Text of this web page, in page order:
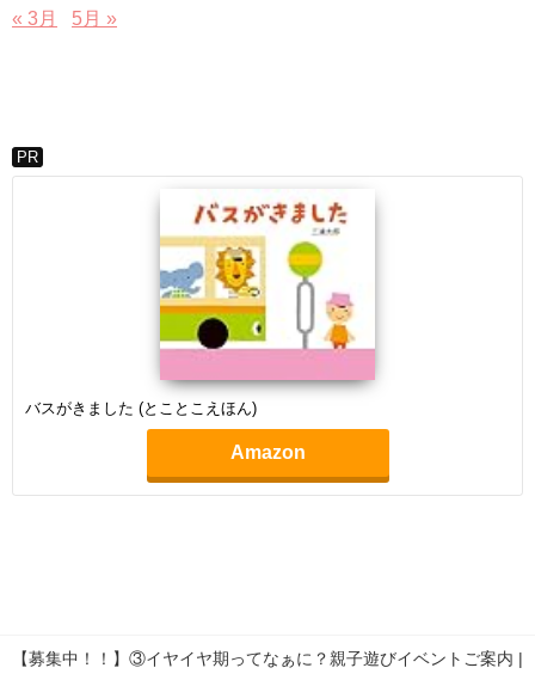
« 3月
5月 »
PR
バスがきました (とことこえほん)
Amazon
【募集中！！】③イヤイヤ期ってなぁに？親子遊びイベントご案内 |